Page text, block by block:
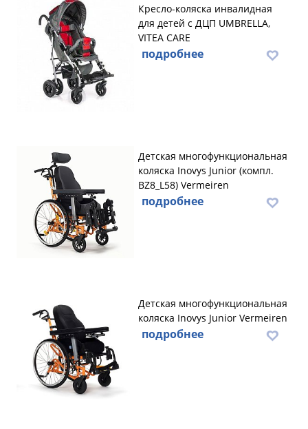
Кресло-коляска инвалидная
для детей с ДЦП UMBRELLA,
VITEA CARE
подробнее
Детская многофункциональная
коляска Inovys Junior (компл.
BZ8_L58) Vermeiren
подробнее
Детская многофункциональная
коляска Inovys Junior Vermeiren
подробнее